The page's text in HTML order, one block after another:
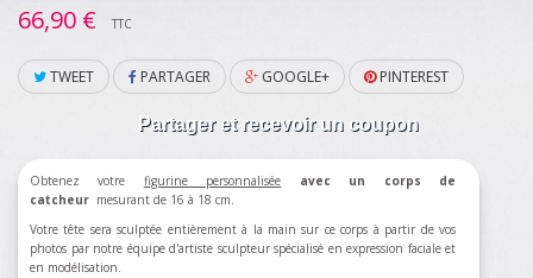
66,90 €
TTC
TWEET PARTAGER GOOGLE+ PINTEREST
Partager et recevoir un coupon
Obtenez votre figurine personnalisée avec un corps de
catcheur mesurant de 16 à 18 cm.
Votre tête sera sculptée entièrement à la main sur ce corps à partir de vos
photos par notre équipe d'artiste sculpteur spécialisé en expression faciale et
en modélisation.